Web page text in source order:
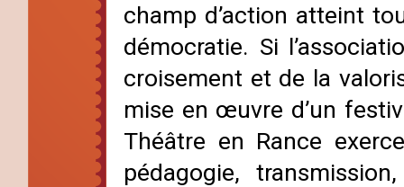
champ d’action atteint
démocratie. Si
croisement et de la
mise en œuvre d’un
Théâtre en Rance
pédagogie,